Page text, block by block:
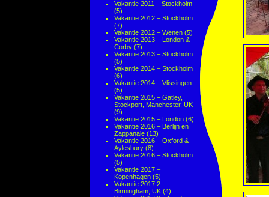
Vakantie 2011 – Stockholm
(5)
Vakantie 2012 – Stockholm
(7)
Vakantie 2012 – Wenen (5)
Vakantie 2013 – London &
Corby (7)
Vakantie 2013 – Stockholm
(5)
Vakantie 2014 – Stockholm
(6)
Vakantie 2014 – Vlissingen
(5)
Vakantie 2015 – Gatley,
Stockport, Manchester, UK
(9)
Vakantie 2015 – London (6)
Vakantie 2016 – Berlijn en
Zappanale (13)
Vakantie 2016 – Oxford &
Aylesbury (8)
Vakantie 2016 – Stockholm
(5)
Vakantie 2017 –
Kopenhagen (5)
Vakantie 2017 2 –
Birmingham, UK (4)